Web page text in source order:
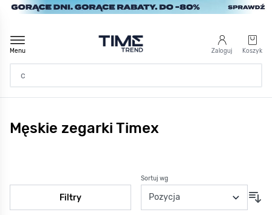
Przejdź do treści
Zaloguj Koszyk
Menu
/ Męskie
Męskie zegarki Timex
Filtry
Sortuj wg